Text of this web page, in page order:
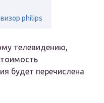
philips
телевидению,
будет перечислена